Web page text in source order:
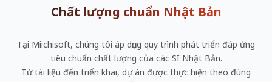
Chất lượng chuẩn Nhật Bản
Tại Miichisoft, chúng tôi áp dụng quy trình phát triển đáp ứng
tiêu chuẩn chất lượng của các SI Nhật Bản.
Từ tài liệu đến triển khai, dự án được thực hiện theo đúng